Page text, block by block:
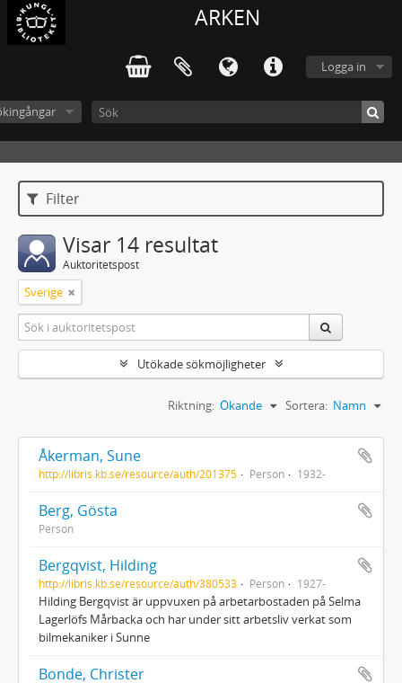
ARKEN
Logga in
Filter
Visar 14 resultat
Auktoritetspost
Sverige
Utökade sökmöjligheter
Sortera: Namn
Riktning: Ökande
Åkerman, Sune
http://libris.kb.se/resource/auth/201375 Person 1932-
Berg, Gösta
Person
Bergqvist, Hilding
http://libris.kb.se/resource/auth/380533 Person 1927-
Hilding Bergqvist är uppvuxen på arbetarbostaden på Selma
Lagerlöfs Mårbacka och har under sitt arbetsliv verkat som
bilmekaniker i Sunne
Bonde, Christer